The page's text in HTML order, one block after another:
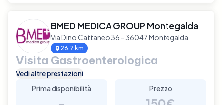
BMED MEDICA GROUP Montegalda
Via Dino Cattaneo 36 - 36047 Montegalda
26.7 km
Visita Gastroenterologica
Vedi altre prestazioni
Prima disponibilità
Prezzo